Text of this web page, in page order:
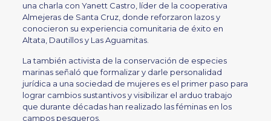
una charla con Yanett Castro, líder de la cooperativa
Almejeras de Santa Cruz, donde reforzaron lazos y
conocieron su experiencia comunitaria de éxito en
Altata, Dautillos y Las Aguamitas.
La también activista de la conservación de especies
marinas señaló que formalizar y darle personalidad
jurídica a una sociedad de mujeres es el primer paso para
lograr cambios sustantivos y visibilizar el arduo trabajo
que durante décadas han realizado las féminas en los
campos pesqueros.